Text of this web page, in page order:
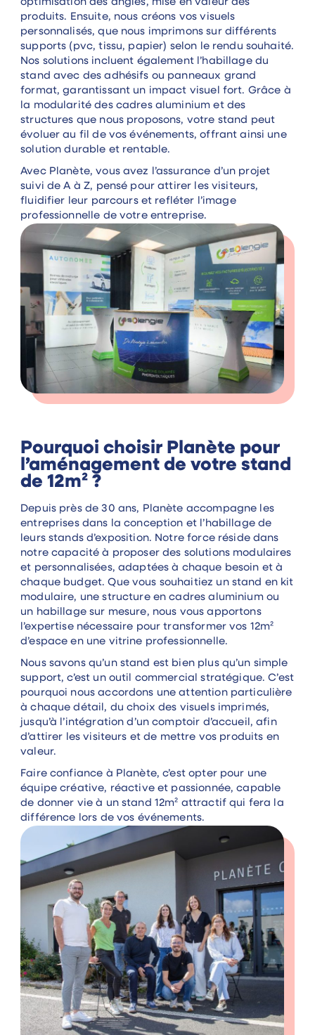
optimisation des angles, mise en valeur des
produits. Ensuite, nous créons vos visuels
personnalisés, que nous imprimons sur différents
supports (pvc, tissu, papier) selon le rendu souhaité.
Nos solutions incluent également l’habillage du
stand avec des adhésifs ou panneaux grand
format, garantissant un impact visuel fort. Grâce à
la modularité des cadres aluminium et des
structures que nous proposons, votre stand peut
évoluer au fil de vos événements, offrant ainsi une
solution durable et rentable.
Avec Planète, vous avez l’assurance d’un projet
suivi de A à Z, pensé pour attirer les visiteurs,
fluidifier leur parcours et refléter l’image
professionnelle de votre entreprise.
Pourquoi choisir Planète pour
l’aménagement de votre stand
de 12m² ?
Depuis près de 30 ans, Planète accompagne les
entreprises dans la conception et l’habillage de
leurs stands d’exposition. Notre force réside dans
notre capacité à proposer des solutions modulaires
et personnalisées, adaptées à chaque besoin et à
chaque budget. Que vous souhaitiez un stand en kit
modulaire, une structure en cadres aluminium ou
un habillage sur mesure, nous vous apportons
l’expertise nécessaire pour transformer vos 12m²
d’espace en une vitrine professionnelle.
Nous savons qu’un stand est bien plus qu’un simple
support, c’est un outil commercial stratégique. C’est
pourquoi nous accordons une attention particulière
à chaque détail, du choix des visuels imprimés,
jusqu’à l’intégration d’un comptoir d’accueil, afin
d’attirer les visiteurs et de mettre vos produits en
valeur.
Faire confiance à Planète, c’est opter pour une
équipe créative, réactive et passionnée, capable
de donner vie à un stand 12m² attractif qui fera la
différence lors de vos événements.